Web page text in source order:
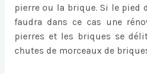
pierre ou la brique. Si le pied
faudra dans ce cas une
pierres et les briques se
chutes de morceaux de